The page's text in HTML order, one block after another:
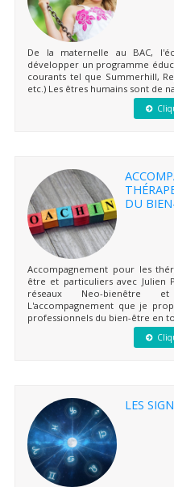
De la maternelle au BAC,
développer un programme
courants tel que Summerhill,
etc.) Les êtres humains sont de
DU
Accompagnement pour les
être et particuliers avec Julien
réseaux Neo-bienêtre
L'accompagnement que je
professionnels du bien-être en
LES